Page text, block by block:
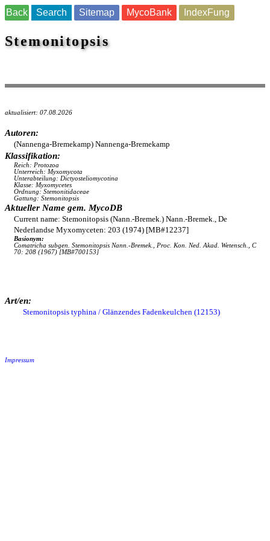
Back Search Sitemap MycoBank IndexFung
Stemonitopsis
aktualisiert: 07.08.2026
Autoren:
(Nannenga-Bremekamp) Nannenga-Bremekamp
Klassifikation:
Reich: Protozoa
Unterreich: Myxomycota
Unterabteilung: Dictyosteliomycotina
Klasse: Myxomycetes
Ordnung: Stemonitidaceae
Gattung: Stemonitopsis
Aktueller Name gem. MycoDB
Current name: Stemonitopsis (Nann.-Bremek.) Nann.-Bremek., De
Nederlandse Myxomyceten: 203 (1974) [MB#12237]
Basionym:
Comatricha subgen. Stemonitopsis Nann.-Bremek., Proc. Kon. Ned. Akad. Wetensch., C
70: 208 (1967) [MB#700153]
Art/en:
Stemonitopsis typhina / Glänzendes Fadenkeulchen (12153)
Impressum